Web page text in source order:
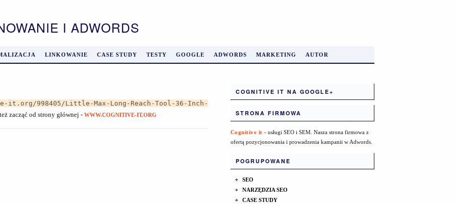
I ADWORDS
LINKOWANIE CASE STUDY TESTY GOOGLE ADWORDS MARKETING AUTOR
it.org/998405/Little-Max-Long-Reach-Tool-36-Inch-
zacząć od strony głównej - WWW.COGNITIVE-IT.ORG
COGNITIVE IT NA GOOGLE+
STRONA FIRMOWA
Cognitive it - usługi SEO i SEM. Nasza strona firmowa z
ofertą pozycjonowania i prowadzenia kampanii w Adwords.
POGRUPOWANE
SEO
NARZĘDZIA SEO
CASE STUDY